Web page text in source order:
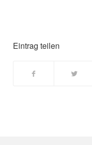
Eintrag teilen